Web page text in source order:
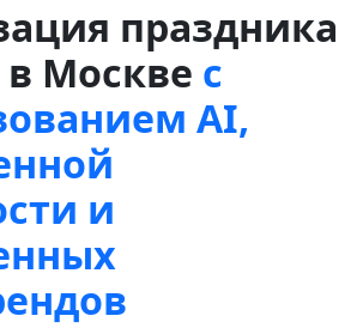
праздника
Москве с
AI,
и